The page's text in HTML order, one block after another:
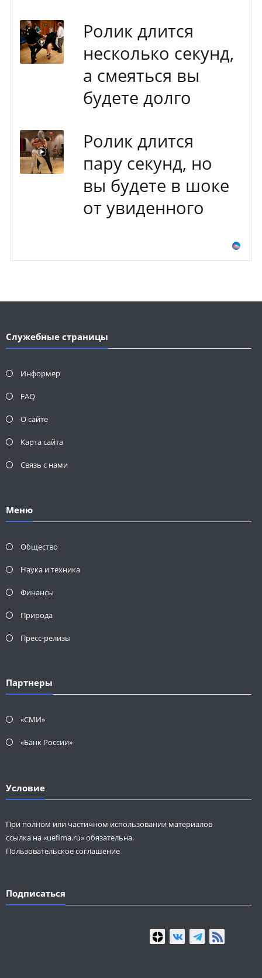
Ролик длится
несколько секунд,
а смеяться вы
будете долго
Ролик длится
пару секунд, но
вы будете в шоке
от увиденного
Служебные страницы
Информер
FAQ
О сайте
Карта сайта
Связь с нами
Меню
Общество
Наука и техника
Финансы
Природа
Пресс-релизы
Партнеры
«СМИ»
«Банк России»
Условие
При полном или частичном использовании материалов
ссылка на «uefima.ru» обязательна.
Пользовательское соглашение
Подписаться